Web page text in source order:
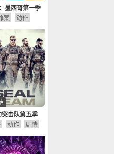
墨西哥第一季
案 动作
突击队第五季
动作 剧情